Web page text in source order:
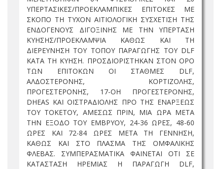
ΥΠΕΡΤΑΣΙΚΕΣ/ΠΡΟΕΚΛΑΜΠΙΚΕΣ ΕΠΙΤΟΚΕΣ ΜΕ
ΣΚΟΠΟ ΤΗ ΤΥΧΟΝ ΑΙΤΙΟΛΟΓΙΚΗ ΣΥΣΧΕΤΙΣΗ ΤΗΣ
ΕΝΔΟΓΕΝΟΥΣ ΔΙΓΟΞΙΝΗΣ ΜΕ ΤΗΝ ΥΠΕΡΤΑΣΗ
ΚΥΗΣΗΣ/ΠΡΟΕΚΛΑΜΨΙΑ ΚΑΘΩΣ ΚΑΙ ΤΗ
ΔΙΕΡΕΥΝΗΣΗ ΤΟΥ ΤΟΠΟΥ ΠΑΡΑΓΩΓΗΣ ΤΟΥ DLF
ΚΑΤΑ ΤΗ ΚΥΗΣΗ. ΠΡΟΣΔΙΟΡΙΣΤΗΚΑΝ ΣΤΟΝ ΟΡΟ
ΤΩΝ ΕΠΙΤΟΚΩΝ ΟΙ ΣΤΑΘΜΕΣ DLF,
ΑΛΔΟΣΤΕΡΟΝΗΣ, ΚΟΡΤΙΖΟΛΗΣ,
ΠΡΟΓΕΣΤΕΡΟΝΗΣ, 17-ΟΗ ΠΡΟΓΕΣΤΕΡΟΝΗΣ,
DHEAS ΚΑΙ ΟΙΣΤΡΑΔΙΟΛΗΣ ΠΡΟ ΤΗΣ ΕΝΑΡΞΕΩΣ
ΤΟΥ ΤΟΚΕΤΟΥ, ΑΜΕΣΩΣ ΠΡΙΝ, ΜΙΑ ΩΡΑ ΜΕΤΑ
ΤΗΝ ΕΞΟΔΟ ΤΟΥ ΕΜΒΡΥΟΥ, 24-36 ΩΡΕΣ, 48-60
ΩΡΕΣ ΚΑΙ 72-84 ΩΡΕΣ ΜΕΤΑ ΤΗ ΓΕΝΝΗΣΗ,
ΚΑΘΩΣ ΚΑΙ ΣΤΟ ΠΛΑΣΜΑ ΤΗΣ ΟΜΦΑΛΙΚΗΣ
ΦΛΕΒΑΣ. ΣΥΜΠΕΡΑΣΜΑΤΙΚΑ ΦΑΙΝΕΤΑΙ ΟΤΙ ΣΕ
ΚΑΤΑΣΤΑΣΗ ΗΡΕΜΙΑΣ Η ΠΑΡΑΓΩΓΗ DLF,